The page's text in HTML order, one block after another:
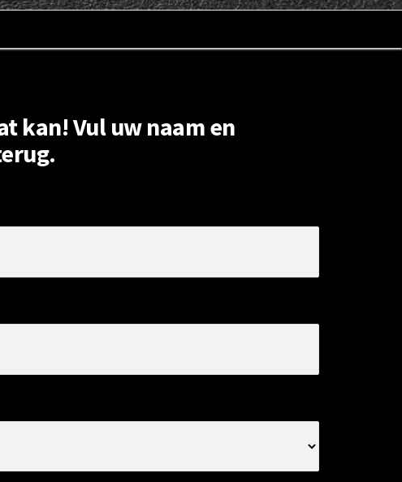
kan! Vul uw naam en